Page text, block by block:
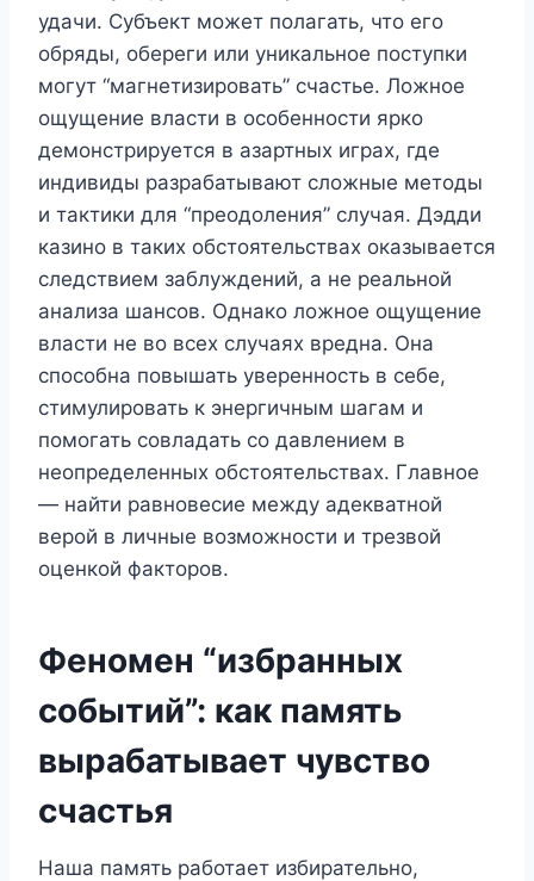
удачи. Субъект может полагать, что его
обряды, обереги или уникальное поступки
могут “магнетизировать” счастье. Ложное
ощущение власти в особенности ярко
демонстрируется в азартных играх, где
индивиды разрабатывают сложные методы
и тактики для “преодоления” случая. Дэдди
казино в таких обстоятельствах оказывается
следствием заблуждений, а не реальной
анализа шансов. Однако ложное ощущение
власти не во всех случаях вредна. Она
способна повышать уверенность в себе,
стимулировать к энергичным шагам и
помогать совладать со давлением в
неопределенных обстоятельствах. Главное
— найти равновесие между адекватной
верой в личные возможности и трезвой
оценкой факторов.
Феномен “избранных
событий”: как память
вырабатывает чувство
счастья
Наша память работает избирательно,